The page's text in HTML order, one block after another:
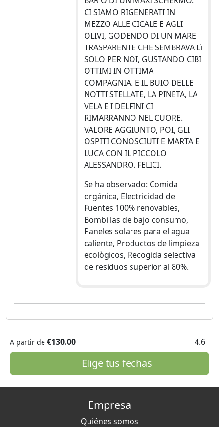
CI SIAMO RIGENERATI IN
MEZZO ALLE CICALE E AGLI
OLIVI, GODENDO DI UN MARE
TRASPARENTE CHE SEMBRAVA Lì
SOLO PER NOI, GUSTANDO CIBI
OTTIMI IN OTTIMA
COMPAGNIA. E IL BUIO DELLE
NOTTI STELLATE, LA PINETA, LA
VELA E I DELFINI CI
RIMARRANNO NEL CUORE.
VALORE AGGIUNTO, POI, GLI
OSPITI CONOSCIUTI E MARTA E
LUCA CON IL PICCOLO
ALESSANDRO. FELICI.
Se ha observado: Comida
orgánica, Electricidad de
Fuentes 100% renovables,
Bombillas de bajo consumo,
Paneles solares para el agua
caliente, Productos de limpieza
ecològicos, Recogida selectiva
de residuos superior al 80%.
A partir de €130.00 4.6
Elige tus fechas
Empresa
Quiénes somos